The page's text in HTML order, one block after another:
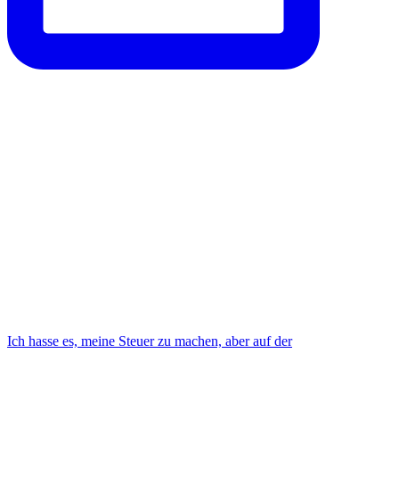
Ich hasse es, meine Steuer zu machen, aber auf der